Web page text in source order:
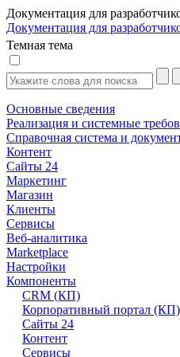
Документация для
Документация для
Темная тема
Основные сведения
Реализация и системные
Справочная система и
Контент
Сайты 24
Маркетинг
Магазин
Клиенты
Сервисы
Веб-аналитика
Marketplace
Настройки
Компоненты
CRM (КП)
Корпоративный портал (КП)
Сайты 24
Контент
Сервисы